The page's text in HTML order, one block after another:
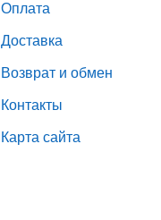
Оплата
Доставка
Возврат и обмен
Контакты
Карта сайта